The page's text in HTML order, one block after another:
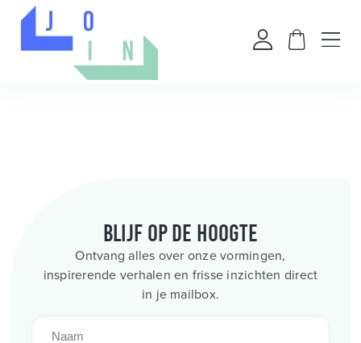
Blijf op de hoogte
Ontvang alles over onze vormingen,
inspirerende verhalen en frisse inzichten direct
in je mailbox.